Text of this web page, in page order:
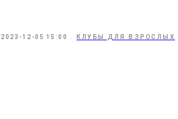
2023-12-05 15:00 КЛУБЫ ДЛЯ ВЗРОСЛЫХ